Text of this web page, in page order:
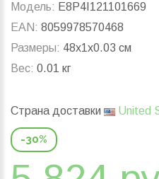
Модель: E8P4I121101669
EAN: 8059978570468
Размеры: 48x1x0.03 см
Вес: 0.01 кг
Страна доставки United
-30%